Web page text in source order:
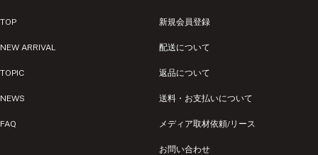
TOP
NEW ARRIVAL
TOPIC
NEWS
FAQ
新規会員登録
配送について
返品について
送料・お支払いについて
メディア取材依頼/リース
お問い合わせ